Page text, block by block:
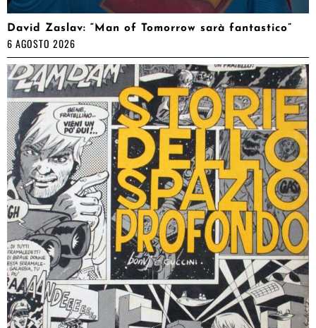
David Zaslav: “Man of Tomorrow sarà fantastico”
6 AGOSTO 2026